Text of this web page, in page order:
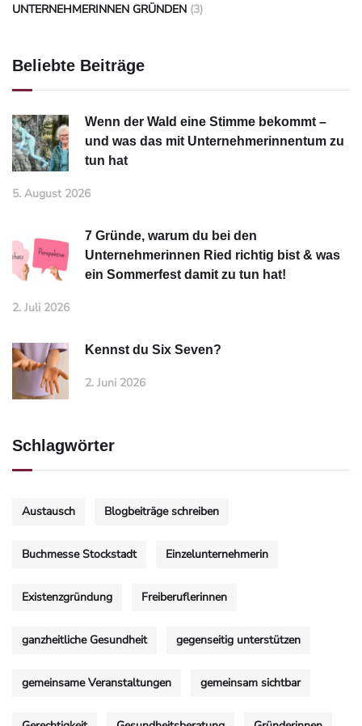
UNTERNEHMERINNEN GRÜNDEN (3)
Beliebte Beiträge
Wenn der Wald eine Stimme bekommt –
und was das mit Unternehmerinnentum zu
tun hat
5. August 2026
7 Gründe, warum du bei den
Unternehmerinnen Ried richtig bist & was
ein Sommerfest damit zu tun hat!
2. Juli 2026
Kennst du Six Seven?
2. Juni 2026
Schlagwörter
Austausch Blogbeiträge schreiben
Buchmesse Stockstadt Einzelunternehmerin
Existenzgründung Freiberuflerinnen
ganzheitliche Gesundheit gegenseitig unterstützen
gemeinsame Veranstaltungen gemeinsam sichtbar